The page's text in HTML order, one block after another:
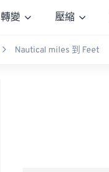
轉變 壓縮
Nautical miles 到 Feet